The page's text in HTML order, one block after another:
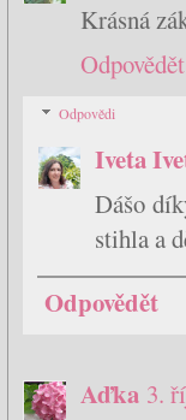
Krásná
Odpovědět
Odpovědi
Iveta
Dášo
stihla a
Odpovědět
Aďka 3.